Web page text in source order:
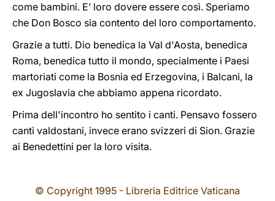
come bambini. E’ loro dovere essere così. Speriamo
che Don Bosco sia contento del loro comportamento.
Grazie a tutti. Dio benedica la Val d'Aosta, benedica
Roma, benedica tutto il mondo, specialmente i Paesi
martoriati come la Bosnia ed Erzegovina, i Balcani, la
ex Jugoslavia che abbiamo appena ricordato.
Prima dell'incontro ho sentito i canti. Pensavo fossero
canti valdostani, invece erano svizzeri di Sion. Grazie
ai Benedettini per la loro visita.
© Copyright 1995 - Libreria Editrice Vaticana